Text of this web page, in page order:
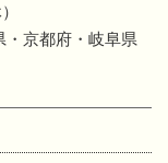
・京都府・岐阜県